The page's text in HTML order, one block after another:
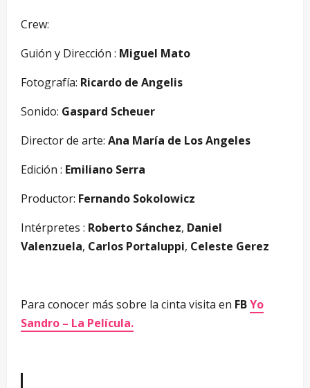
Crew:
Guión y Dirección : Miguel Mato
Fotografía: Ricardo de Angelis
Sonido: Gaspard Scheuer
Director de arte: Ana María de Los Angeles
Edición : Emiliano Serra
Productor: Fernando Sokolowicz
Intérpretes : Roberto Sánchez, Daniel
Valenzuela, Carlos Portaluppi, Celeste Gerez
Para conocer más sobre la cinta visita en FBYo
Sandro – La Película.